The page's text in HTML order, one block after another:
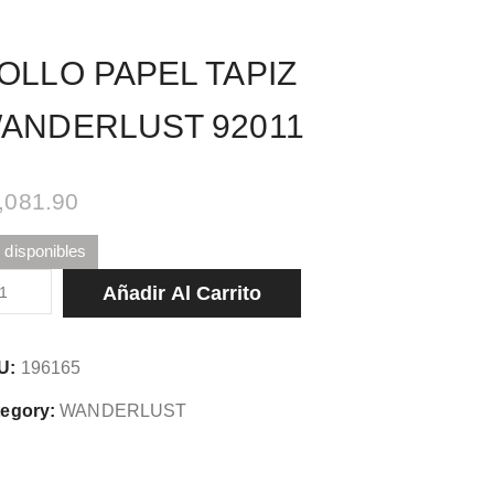
PAPEL TAPIZ
92011
disponibles
Añadir Al Carrito
196165
WANDERLUST